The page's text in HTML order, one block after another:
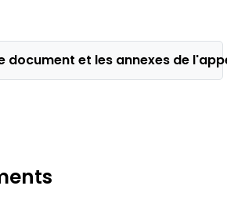
document et les annexes de